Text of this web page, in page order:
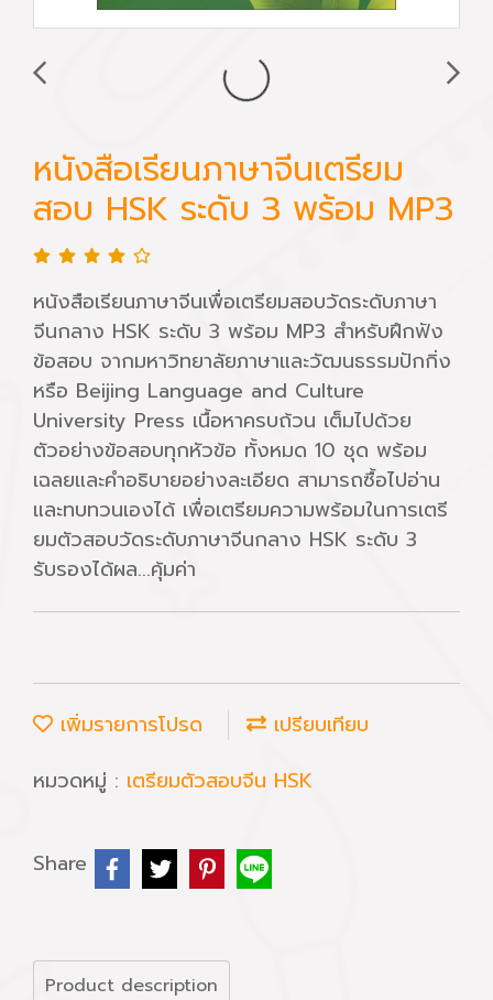
หนังสือเรียนภาษาจีนเตรียม
สอบ HSK ระดับ 3 พร้อม MP3
หนังสือเรียนภาษาจีนเพื่อเตรียมสอบวัดระดับภาษา
จีนกลาง HSK ระดับ 3 พร้อม MP3 สำหรับฝึกฟัง
ข้อสอบ จากมหาวิทยาลัยภาษาและวัฒนธรรมปักกิ่ง
หรือ Beijing Language and Culture
University Press เนื้อหาครบถ้วน เต็มไปด้วย
ตัวอย่างข้อสอบทุกหัวข้อ ทั้งหมด 10 ชุด พร้อม
เฉลยและคำอธิบายอย่างละเอียด สามารถซื้อไปอ่าน
และทบทวนเองได้ เพื่อเตรียมความพร้อมในการเตรี
ยมตัวสอบวัดระดับภาษาจีนกลาง HSK ระดับ 3
รับรองได้ผล...คุ้มค่า
เพิ่มรายการโปรด
เปรียบเทียบ
หมวดหมู่ : เตรียมตัวสอบจีน HSK
Share
Product description